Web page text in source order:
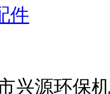
件
兴源环保